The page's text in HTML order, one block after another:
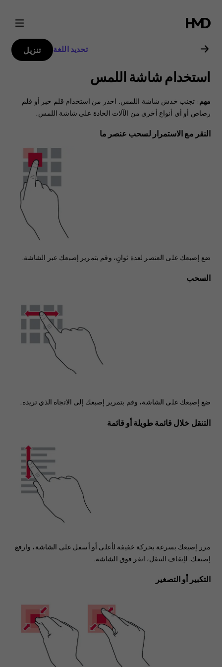
دليل
مستخدم
هاتف
Nokia
6.2
تحديد اللغة تنزيل
استخدام شاشة اللمس
مهم : تجنب خدش شاشة اللمس. احذر من استخدام قلم حبر أو قلم
رصاص أو أي أنواع أخرى من الآلات الحادة على شاشة اللمس.
النقر مع الاستمرار لسحب عنصر ما
ضع إصبعك على العنصر لعدة ثوانٍ، وقم بتمرير إصبعك عبر الشاشة.
السحب
ضع إصبعك على الشاشة، وقم بتمرير إصبعك إلى الاتجاه الذي تريده.
التنقل خلال قائمة طويلة أو قائمة
مرر إصبعك بسرعة بحركة خفيفة لأعلى أو أسفل على الشاشة، وارفع
إصبعك. لإيقاف التنقل، انقر فوق الشاشة.
التكبير أو التصغير